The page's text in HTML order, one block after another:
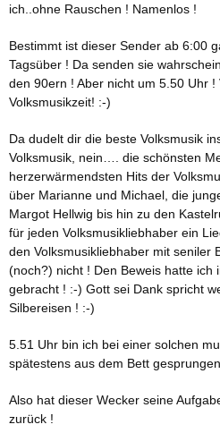
ich..ohne Rauschen ! Namenlos !
Bestimmt ist dieser Sender ab 6:00
Tagsüber ! Da senden sie
den 90ern ! Aber nicht um 5.50 Uhr !
Volksmusikzeit! :-)
Da dudelt dir die beste Volksmusik
Volksmusik, nein…. die schönsten
herzerwärmendsten Hits der
über Marianne und Michael, die
Margot Hellwig bis hin zu den
für jeden Volksmusikliebhaber ein
den Volksmusikliebhaber mit seniler
(noch?) nicht ! Den Beweis hatte ich
gebracht ! :-) Gott sei Dank spricht
Silbereisen ! :-)
5.51 Uhr bin ich bei einer solchen
spätestens aus dem Bett
Also hat dieser Wecker seine
zurück !